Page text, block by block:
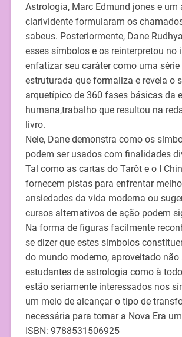
Astrologia, Marc Edmund jones e um
clarividente formularam os
sabeus. Posteriormente, Dane
esses símbolos e os reinterpretou no
enfatizar seu caráter como uma
estruturada que formaliza e revela o
arquetípico de 360 fases básicas da
humana,trabalho que resultou na
livro.
Nele, Dane demonstra como os
podem ser usados com finalidades
Tal como as cartas do Tarôt e o I
fornecem pistas para enfrentar
ansiedades da vida moderna ou
cursos alternativos de ação podem
Na forma de figuras facilmente
se dizer que estes símbolos
do mundo moderno, aproveitado não
estudantes de astrologia como à
estão seriamente interessados nos
um meio de alcançar o tipo de
necessária para tornar a Nova Era
ISBN: 9788531506925